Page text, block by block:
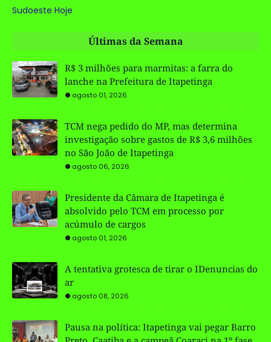
Sudoeste Hoje
Últimas da Semana
R$ 3 milhões para marmitas: a farra do
lanche na Prefeitura de Itapetinga
agosto 01, 2026
TCM nega pedido do MP, mas determina
investigação sobre gastos de R$ 3,6 milhões
no São João de Itapetinga
agosto 06, 2026
Presidente da Câmara de Itapetinga é
absolvido pelo TCM em processo por
acúmulo de cargos
agosto 01, 2026
A tentativa grotesca de tirar o IDenuncias do
ar
agosto 08, 2026
Pausa na política: Itapetinga vai pegar Barro